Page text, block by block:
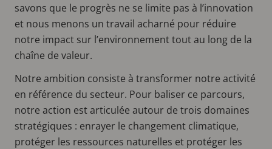
savons que le progrès ne se limite pas à l’innovation
et nous menons un travail acharné pour réduire
notre impact sur l’environnement tout au long de la
chaîne de valeur.
Notre ambition consiste à transformer notre activité
en référence du secteur. Pour baliser ce parcours,
notre action est articulée autour de trois domaines
stratégiques : enrayer le changement climatique,
protéger les ressources naturelles et protéger les